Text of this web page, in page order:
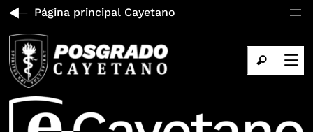
Página principal Cayetano